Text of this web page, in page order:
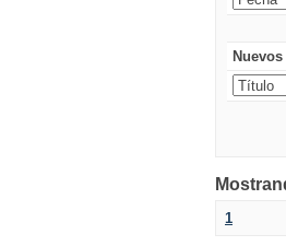
1